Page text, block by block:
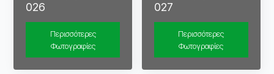
026
Περισσότερες
Φωτογραφίες
027
Περισσότερες
Φωτογραφίες